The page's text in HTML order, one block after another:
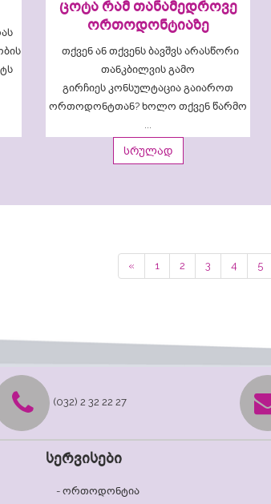
ცოტა რამ თანამედროვე
ორთოდონტიაზე
თქვენ ან თქვენს ბავშვს არასწორი
თანკბილვის გამო
გირჩიეს კონსულტაცია გაიაროთ
ორთოდონტთან? ხოლო თქვენ წარმო
...
სრულად
« 1 2 3 4 5
(032) 2 32 22 27
სერვისები
- ორთოდონტია